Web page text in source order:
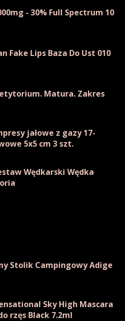
- 30% Full Spectrum 10
Fake Lips Baza Do Ust 010
Matura. Zakres
jałowe z gazy 17-
5x5 cm 3 szt.
Wędkarski Wędka
Stolik Campingowy Adige
Sky High Mascara
rzęs Black 7.2ml